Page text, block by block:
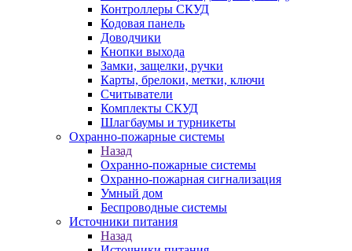
Контроллеры СКУД
Кодовая панель
Доводчики
Кнопки выхода
Замки, защелки, ручки
Карты, брелоки, метки, ключи
Считыватели
Комплекты СКУД
Шлагбаумы и турникеты
Охранно-пожарные системы
Назад
Охранно-пожарные системы
Охранно-пожарная сигнализация
Умный дом
Беспроводные системы
Источники питания
Назад